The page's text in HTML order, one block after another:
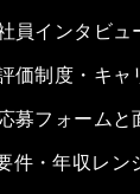
員インタビュ
価制度・キャ
募フォームと
件・年収レン